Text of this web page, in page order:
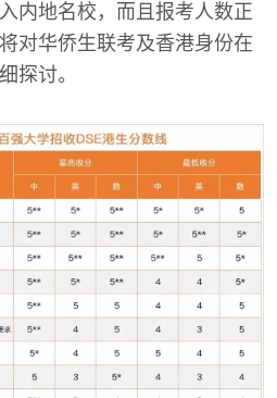
内地名校，而且报考人数正
对华侨生联考及香港身份在
探讨。